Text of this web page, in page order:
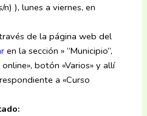
), lunes a viernes, en
de la página web del
en la sección » “Municipio”,
botón «Varios» y allí
a «Curso